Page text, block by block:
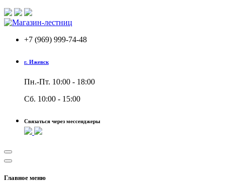
+7 (969) 999-74-48
г. Ижевск
Пн.-Пт. 10:00 - 18:00
Сб. 10:00 - 15:00
Связаться через мессенджеры
Главное меню